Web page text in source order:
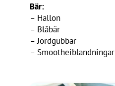
Bär:
– Hallon
– Blåbär
– Jordgubbar
– Smootheiblandningar